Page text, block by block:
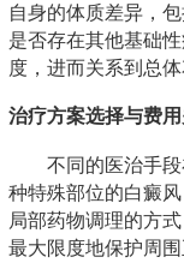
自身的体质差异，
是否存在其他基础
度，进而关系到总体
治疗方案选择与费
不同的医治手
种特殊部位的白癜
局部药物调理的方
最大限度地保护周